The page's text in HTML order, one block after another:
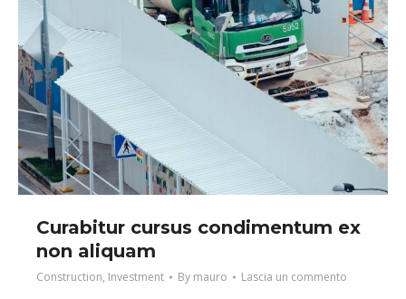
Curabitur cursus condimentum ex
non aliquam
Construction, Investment By mauro Lascia un commento